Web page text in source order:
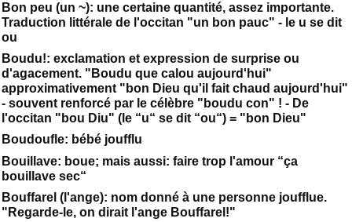
Bon peu (un ~): une certaine quantité, assez importante.
Traduction littérale de l'occitan "un bon pauc" - le u se dit
ou
Boudu!: exclamation et expression de surprise ou
d'agacement. "Boudu que calou aujourd'hui"
approximativement "bon Dieu qu'il fait chaud aujourd'hui"
- souvent renforcé par le célèbre "boudu con" ! - De
l'occitan "bou Diu" (le “u“ se dit “ou“) = "bon Dieu"
Boudoufle: bébé joufflu
Bouillave: boue; mais aussi: faire trop l'amour “ça
bouillave sec“
Bouffarel (l'ange): nom donné à une personne joufflue.
"Regarde-le, on dirait l'ange Bouffarel!"